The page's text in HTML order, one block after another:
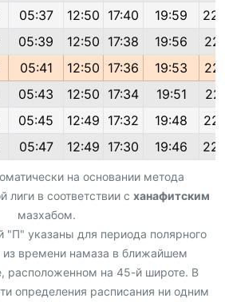
05:37 12:50 17:40 19:59
05:39 12:50 17:38 19:56
05:41 12:50 17:36 19:53
05:43 12:50 17:34 19:51
05:45 12:49 17:32 19:48
05:47 12:49 17:30 19:46
на основании метода
в соответствии с ханафитским
мазхабом.
"П" указаны для периода полярного
из времени намаза в ближайшем
расположенном на 45-й широте. В
определения расписания ни одним